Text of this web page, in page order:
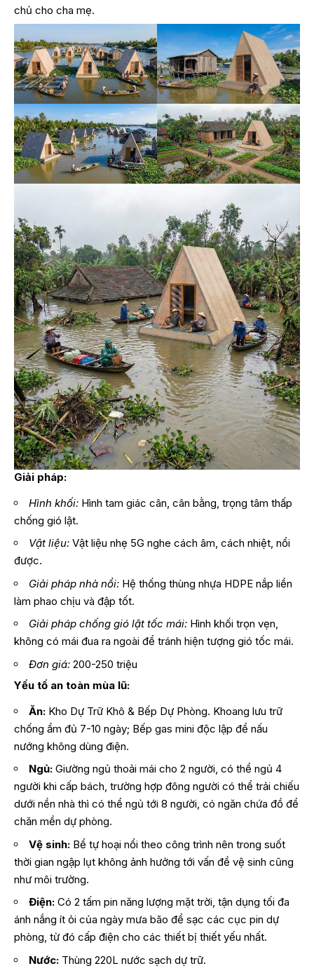
chủ cho cha mẹ.
Giải pháp:
Hình khối: Hình tam giác cân, cân bằng, trọng tâm thấp
chống gió lật.
Vật liệu: Vật liệu nhẹ 5G nghe cách âm, cách nhiệt, nổi
được.
Giải pháp nhà nổi: Hệ thống thùng nhựa HDPE nắp liền
làm phao chịu và đập tốt.
Giải pháp chống gió lật tốc mái: Hình khối trọn vẹn,
không có mái đua ra ngoài để tránh hiện tượng gió tốc mái.
Đơn giá: 200-250 triệu
Yếu tố an toàn mùa lũ:
Ăn: Kho Dự Trữ Khô & Bếp Dự Phòng. Khoang lưu trữ
chống ẩm đủ 7-10 ngày; Bếp gas mini độc lập để nấu
nướng không dùng điện.
Ngủ: Giường ngủ thoải mái cho 2 người, có thể ngủ 4
người khi cấp bách, trường hợp đông người có thể trải chiếu
dưới nền nhà thì có thể ngủ tới 8 người, có ngăn chứa đồ để
chăn mền dự phòng.
Vệ sinh: Bể tự hoại nổi theo công trình nên trong suốt
thời gian ngập lụt không ảnh hưởng tới vấn đề vệ sinh cũng
như môi trường.
Điện: Có 2 tấm pin năng lượng mặt trời, tận dụng tối đa
ánh nắng ít ỏi của ngày mưa bão để sạc các cục pin dự
phòng, từ đó cấp điện cho các thiết bị thiết yếu nhất.
Nước: Thùng 220L nước sạch dự trữ.